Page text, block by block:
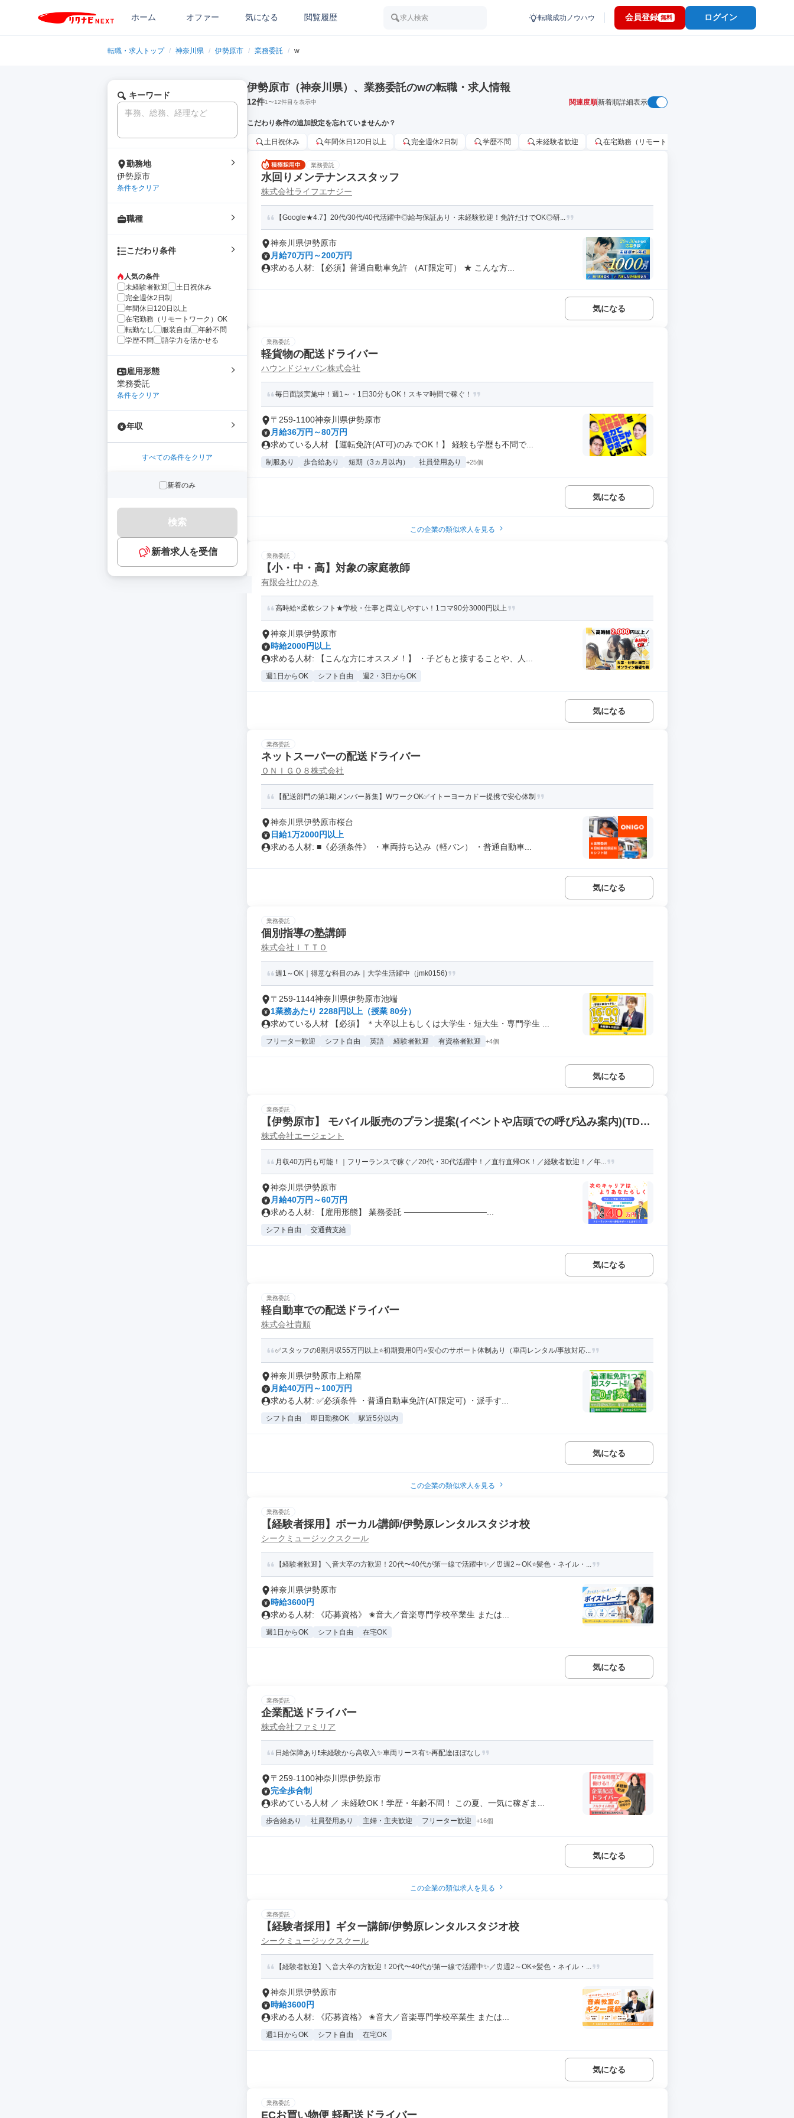
ホーム オファー 気になる 閲覧履歴 求人検索 転職成功ノウハウ 会員登録 無料 ログイン
転職・求人トップ / 神奈川県 / 伊勢原市 / 業務委託 / w
キーワード
勤務地
伊勢原市
条件をクリア
職種
こだわり条件
人気の条件
未経験者歓迎
土日祝休み
完全週休2日制
年間休日120日以上
在宅勤務（リモートワーク）OK
転勤なし
服装自由
年齢不問
学歴不問
語学力を活かせる
雇用形態
業務委託
条件をクリア
年収
すべての条件をクリア
新着のみ
検索
新着求人を受信
伊勢原市（神奈川県）、業務委託のwの転職・求人情報
12件1〜12件目を表示中 関連度順新着順詳細表示
こだわり条件の追加設定を忘れていませんか？
土日祝休み 年間休日120日以上 完全週休2日制 学歴不問 未経験者歓迎 在宅勤務（リモートワーク）OK
業務委託
水回りメンテナンススタッフ
株式会社ライフエナジー
【Google★4.7】20代/30代/40代活躍中◎給与保証あり・未経験歓迎！免許だけでOK◎研...
神奈川県伊勢原市
月給70万円～200万円
求める人材: 【必須】普通自動車免許 （AT限定可） ★ こんな方...
気になる
業務委託
軽貨物の配送ドライバー
ハウンドジャパン株式会社
毎日面談実施中！週1～・1日30分もOK！スキマ時間で稼ぐ！
〒259-1100神奈川県伊勢原市
月給36万円～80万円
求めている人材 【運転免許(AT可)のみでOK！】 経験も学歴も不問で...
制服あり 歩合給あり 短期（3ヵ月以内） 社員登用あり +25個
気になる
この企業の類似求人を見る
業務委託
【小・中・高】対象の家庭教師
有限会社ひのき
高時給×柔軟シフト★学校・仕事と両立しやすい！1コマ90分3000円以上
神奈川県伊勢原市
時給2000円以上
求める人材: 【こんな方にオススメ！】 ・子どもと接することや、人...
週1日からOK シフト自由 週2・3日からOK
気になる
業務委託
ネットスーパーの配送ドライバー
ＯＮＩＧＯ８株式会社
【配送部門の第1期メンバー募集】WワークOK✅イトーヨーカドー提携で安心体制
神奈川県伊勢原市桜台
日給1万2000円以上
求める人材: ■《必須条件》 ・車両持ち込み（軽バン） ・普通自動車...
気になる
業務委託
個別指導の塾講師
株式会社ＩＴＴＯ
週1～OK｜得意な科目のみ｜大学生活躍中（jmk0156)
〒259-1144神奈川県伊勢原市池端
1業務あたり 2288円以上（授業 80分）
求めている人材 【必須】 ＊大卒以上もしくは大学生・短大生・専門学生 ...
フリーター歓迎 シフト自由 英語 経験者歓迎 有資格者歓迎 +4個
気になる
業務委託
【伊勢原市】 モバイル販売のプラン提案(イベントや店頭での呼び込み案内)(TDS
1/PPT)
株式会社エージェント
月収40万円も可能！｜フリーランスで稼ぐ／20代・30代活躍中！／直行直帰OK！／経験者歓迎！／年...
神奈川県伊勢原市
月給40万円～60万円
求める人材: 【雇用形態】 業務委託 ──────────────...
シフト自由 交通費支給
気になる
業務委託
軽自動車での配送ドライバー
株式会社貴順
✅スタッフの8割月収55万円以上⭐️初期費用0円⭐️安心のサポート体制あり（車両レンタル/事故対応...
神奈川県伊勢原市上粕屋
月給40万円～100万円
求める人材: ✅️必須条件 ・普通自動車免許(AT限定可) ・派手す...
シフト自由 即日勤務OK 駅近5分以内
気になる
この企業の類似求人を見る
業務委託
【経験者採用】ボーカル講師/伊勢原レンタルスタジオ校
シークミュージックスクール
【経験者歓迎】＼音大卒の方歓迎！20代〜40代が第一線で活躍中✨️／⏰週2～OK⭐️髪色・ネイル・...
神奈川県伊勢原市
時給3600円
求める人材: 《応募資格》 ✬音大／音楽専門学校卒業生 または...
週1日からOK シフト自由 在宅OK
気になる
業務委託
企業配送ドライバー
株式会社ファミリア
日給保障あり❗未経験から高収入✨車両リース有✨再配達ほぼなし
〒259-1100神奈川県伊勢原市
完全歩合制
求めている人材 ／ 未経験OK！学歴・年齢不問！ この夏、一気に稼ぎま...
歩合給あり 社員登用あり 主婦・主夫歓迎 フリーター歓迎 +16個
気になる
この企業の類似求人を見る
業務委託
【経験者採用】ギター講師/伊勢原レンタルスタジオ校
シークミュージックスクール
【経験者歓迎】＼音大卒の方歓迎！20代〜40代が第一線で活躍中✨️／⏰週2～OK⭐️髪色・ネイル・...
神奈川県伊勢原市
時給3600円
求める人材: 《応募資格》 ✬音大／音楽専門学校卒業生 または...
週1日からOK シフト自由 在宅OK
気になる
業務委託
ECお買い物便 軽配送ドライバー